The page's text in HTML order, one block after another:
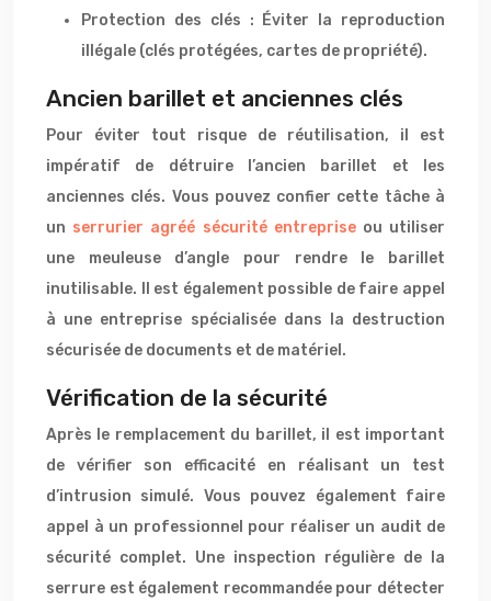
Protection des clés : Éviter la reproduction
illégale (clés protégées, cartes de propriété).
Ancien barillet et anciennes clés
Pour éviter tout risque de réutilisation, il est
impératif de détruire l’ancien barillet et les
anciennes clés. Vous pouvez confier cette tâche à
un serrurier agréé sécurité entreprise ou utiliser
une meuleuse d’angle pour rendre le barillet
inutilisable. Il est également possible de faire appel
à une entreprise spécialisée dans la destruction
sécurisée de documents et de matériel.
Vérification de la sécurité
Après le remplacement du barillet, il est important
de vérifier son efficacité en réalisant un test
d’intrusion simulé. Vous pouvez également faire
appel à un professionnel pour réaliser un audit de
sécurité complet. Une inspection régulière de la
serrure est également recommandée pour détecter